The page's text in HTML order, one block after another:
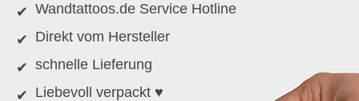
Wandtattoos.de Service Hotline
Direkt vom Hersteller
schnelle Lieferung
Liebevoll verpackt ♥